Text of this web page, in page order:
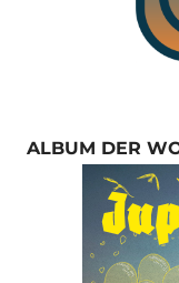
ALBUM DER